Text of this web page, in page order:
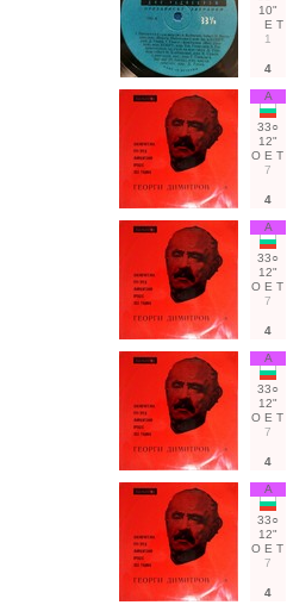
10"
Е Т
1
4
А
33○
12"
О Е Т
7
4
А
33○
12"
О Е Т
7
4
А
33○
12"
О Е Т
7
4
А
33○
12"
О Е Т
7
4